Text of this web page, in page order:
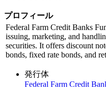
プロフィール
Federal Farm Credit Banks
issuing, marketing, and
securities. It offers discount
bonds, fixed rate bonds, and
発行体
Federal Farm Credit